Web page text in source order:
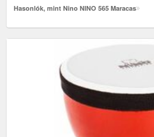
Hasonlók, mint Nino NINO 565 Maracas